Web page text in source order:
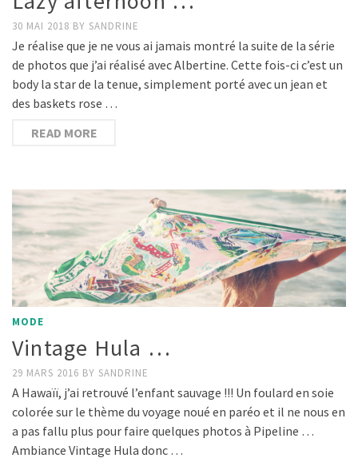
30 MAI 2018 BY SANDRINE
Je réalise que je ne vous ai jamais montré la suite de la série
de photos que j’ai réalisé avec Albertine. Cette fois-ci c’est un
body la star de la tenue, simplement porté avec un jean et
des baskets rose …
READ MORE
MODE
Vintage Hula …
29 MARS 2016 BY SANDRINE
A Hawaïï, j’ai retrouvé l’enfant sauvage !!! Un foulard en soie
colorée sur le thème du voyage noué en paréo et il ne nous en
a pas fallu plus pour faire quelques photos à Pipeline …
Ambiance Vintage Hula donc …